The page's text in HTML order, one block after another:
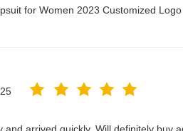
for Women 2023 Customized